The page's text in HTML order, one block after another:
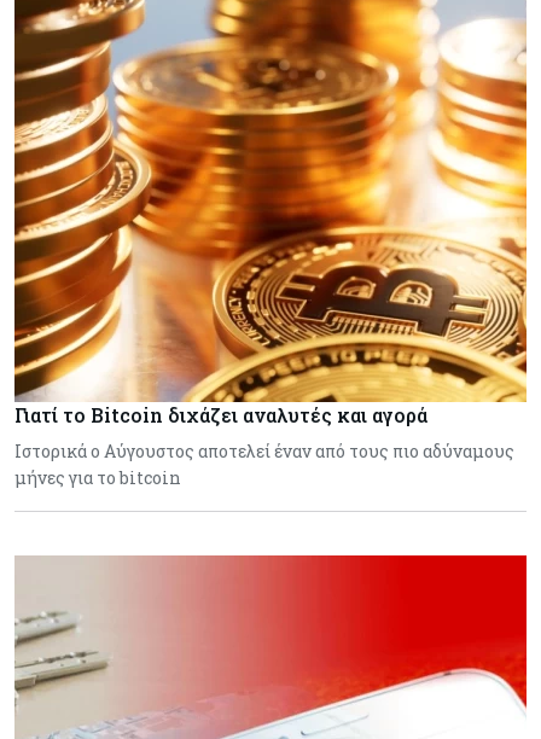
Γιατί το Bitcoin διχάζει αναλυτές και αγορά
Ιστορικά ο Αύγουστος αποτελεί έναν από τους πιο αδύναμους
μήνες για το bitcoin